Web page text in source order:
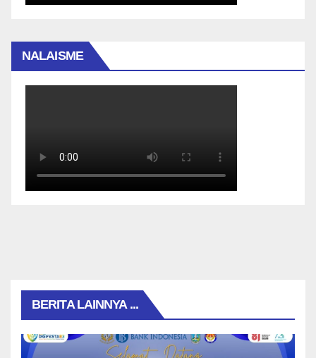
NALAISME
BERITA LAINNYA ...